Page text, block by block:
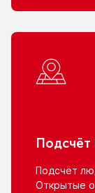
Подсчёт
Подсчёт
Открытые